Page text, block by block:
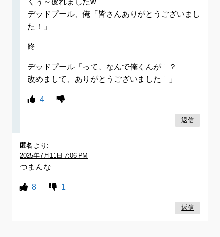
くぅ～疲れましたw
デッドプール、俺「皆さんありがとうございまし
た！」
終
デッドプール「って、なんで俺くんが！？
改めまして、ありがとうございました！」
4
返信
匿名 より:
2025年7月11日 7:06 PM
つまんな
8 1
返信